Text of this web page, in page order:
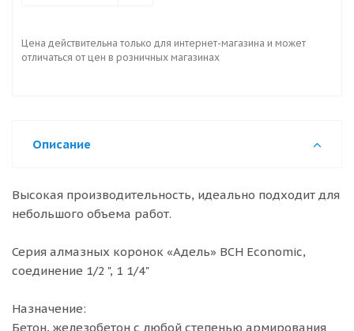
Цена действительна только для интернет-магазина и может
отличаться от цен в розничных магазинах
Описание
Высокая производительность, идеально подходит для
небольшого объема работ.
Серия алмазных коронок «Адель» BCH Economic,
соединение 1/2 ", 1 1/4"
Назначение:
Бетон, железобетон с любой степенью армирования